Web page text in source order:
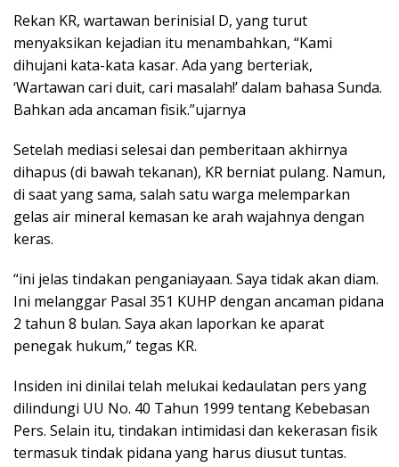
Rekan KR, wartawan berinisial D, yang turut
menyaksikan kejadian itu menambahkan, “Kami
dihujani kata-kata kasar. Ada yang berteriak,
‘Wartawan cari duit, cari masalah!’ dalam bahasa Sunda.
Bahkan ada ancaman fisik.”ujarnya
Setelah mediasi selesai dan pemberitaan akhirnya
dihapus (di bawah tekanan), KR berniat pulang. Namun,
di saat yang sama, salah satu warga melemparkan
gelas air mineral kemasan ke arah wajahnya dengan
keras.
“ini jelas tindakan penganiayaan. Saya tidak akan diam.
Ini melanggar Pasal 351 KUHP dengan ancaman pidana
2 tahun 8 bulan. Saya akan laporkan ke aparat
penegak hukum,” tegas KR.
Insiden ini dinilai telah melukai kedaulatan pers yang
dilindungi UU No. 40 Tahun 1999 tentang Kebebasan
Pers. Selain itu, tindakan intimidasi dan kekerasan fisik
termasuk tindak pidana yang harus diusut tuntas.